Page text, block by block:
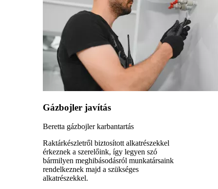
Gázbojler javítás
Beretta gázbojler karbantartás
Raktárkészletről biztosított alkatrészekkel
érkeznek a szerelőink, így legyen szó
bármilyen meghibásodásról munkatársaink
rendelkeznek majd a szükséges
alkatrészekkel.